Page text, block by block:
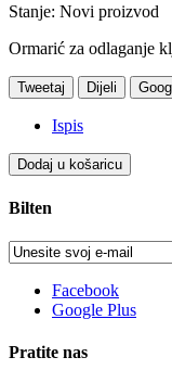
Stanje: Novi proizvod
Ormarić za odlaganje
Tweetaj Dijeli
Ispis
Dodaj u košaricu
Bilten
Facebook
Google Plus
Pratite nas